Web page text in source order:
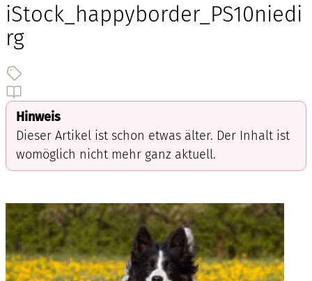
iStock_happyborder_PS10niedi
rg
Hinweis
Dieser Artikel ist schon etwas älter. Der Inhalt ist
womöglich nicht mehr ganz aktuell.